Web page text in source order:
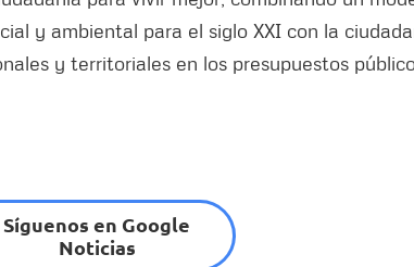
y ambiental para el siglo XXI con la
y territoriales en los presupuestos
Síguenos en Google
Noticias